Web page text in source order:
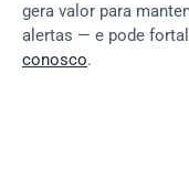
gera valor para
alertas — e pode
conosco.